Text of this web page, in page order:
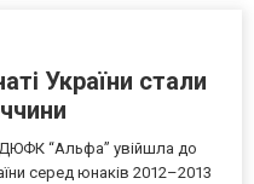
України стали
ДЮФК “Альфа” увійшла до
серед юнаків 2012–2013